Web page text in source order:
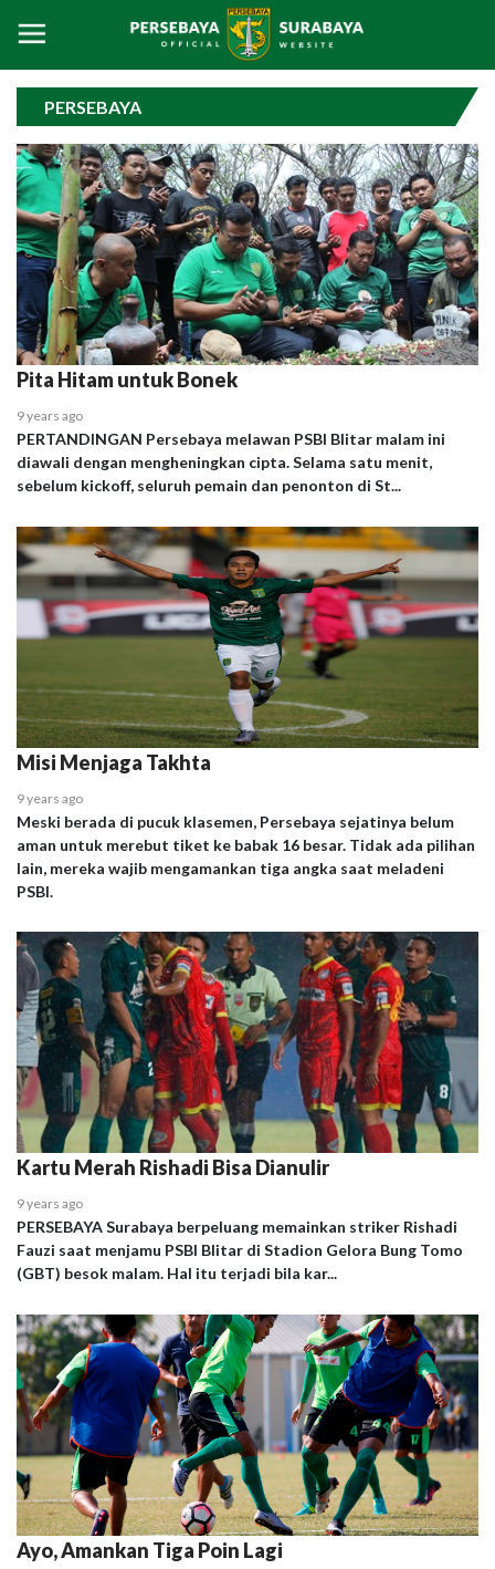
PERSEBAYA
Pita Hitam untuk Bonek
9 years ago
PERTANDINGAN Persebaya melawan PSBI Blitar malam ini
diawali dengan mengheningkan cipta. Selama satu menit,
sebelum kickoff, seluruh pemain dan penonton di St...
Misi Menjaga Takhta
9 years ago
Meski berada di pucuk klasemen, Persebaya sejatinya belum
aman untuk merebut tiket ke babak 16 besar. Tidak ada pilihan
lain, mereka wajib mengamankan tiga angka saat meladeni
PSBI.
Kartu Merah Rishadi Bisa Dianulir
9 years ago
PERSEBAYA Surabaya berpeluang memainkan striker Rishadi
Fauzi saat menjamu PSBI Blitar di Stadion Gelora Bung Tomo
(GBT) besok malam. Hal itu terjadi bila kar...
Ayo, Amankan Tiga Poin Lagi